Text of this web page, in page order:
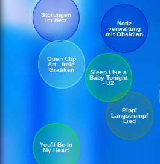
Störungen
im Netz
Notiz
verwaltung
mit Obsidian
Open Clip
Art - freie
Grafiken
Sleep Like a
Baby Tonight
- U2
You'll Be In
My Heart
Pippi
Langstrumpf
Lied